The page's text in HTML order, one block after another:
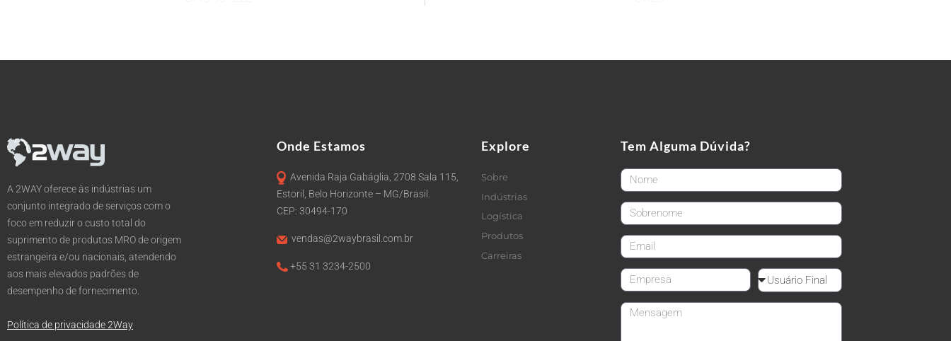
A 2WAY oferece às indústrias um
conjunto integrado de serviços com o
foco em reduzir o custo total do
suprimento de produtos MRO de origem
estrangeira e/ou nacionais, atendendo
aos mais elevados padrões de
desempenho de fornecimento.
Política de privacidade 2Way
Onde Estamos
Avenida Raja Gabáglia, 2708 Sala 115,
Estoril, Belo Horizonte – MG/Brasil.
CEP: 30494-170
vendas@2waybrasil.com.br
+55 31 3234-2500
Explore
Sobre
Indústrias
Logística
Produtos
Carreiras
Tem Alguma Dúvida?
FirstName
LastName
email
CompanyName Reseller
Message